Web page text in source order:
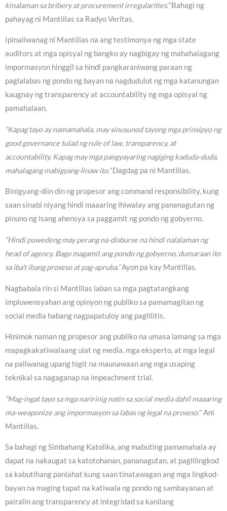
kinalaman sa bribery at procurement irregularities.”Bahagi ng
pahayag ni Mantillas sa Radyo Veritas.
Ipinaliwanag ni Mantillas na ang testimonya ng mga state
auditors at mga opisyal ng bangko ay nagbigay ng mahahalagang
impormasyon hinggil sa hindi pangkaraniwang paraan ng
paglalabas ng pondo ng bayan na nagdudulot ng mga katanungan
kaugnay ng transparency at accountability ng mga opisyal ng
pamahalaan.
“Kapag tayo ay namamahala, may sinusunod tayong mga prinsipyo ng
good governance tulad ng rule of law, transparency, at
accountability. Kapag may mga pangyayaring nagiging kaduda-duda,
mahalagang mabigyang-linaw ito.”Dagdag pa ni Mantillas.
Binigyang-diin din ng propesor ang command responsibility, kung
saan sinabi niyang hindi maaaring ihiwalay ang pananagutan ng
pinuno ng isang ahensya sa paggamit ng pondo ng gobyerno.
“Hindi puwedeng may perang na-disburse na hindi nalalaman ng
head of agency. Bago magamit ang pondo ng gobyerno, dumaraan ito
sa iba’t ibang proseso at pag-apruba.”Ayon pa kay Mantillas.
Nagbabala rin si Mantillas laban sa mga pagtatangkang
impluwensyahan ang opinyon ng publiko sa pamamagitan ng
social media habang nagpapatuloy ang paglilitis.
Hinimok naman ng propesor ang publiko na umasa lamang sa mga
mapagkakatiwalaang ulat ng media, mga eksperto, at mga legal
na paliwanag upang higit na maunawaan ang mga usaping
teknikal sa nagaganap na impeachment trial.
“Mag-ingat tayo sa mga naririnig natin sa social media dahil maaaring
ma-weaponize ang impormasyon sa labas ng legal na proseso.” Ani
Mantillas.
Sa bahagi ng Simbahang Katolika, ang mabuting pamamahala ay
dapat na nakaugat sa katotohanan, pananagutan, at paglilingkod
sa kabutihang panlahat kung saan tinatawagan ang mga lingkod-
bayan na maging tapat na katiwala ng pondo ng sambayanan at
pairalin ang transparency at integridad sa kanilang